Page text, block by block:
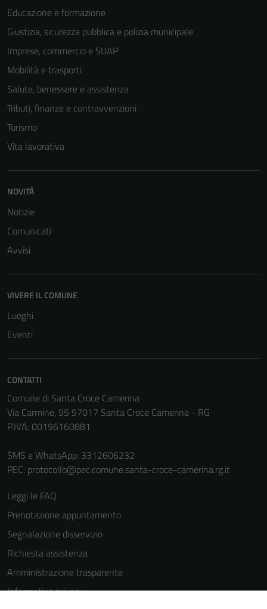
Educazione e formazione
Giustizia, sicurezza pubblica e polizia municipale
Imprese, commercio e SUAP
Mobilità e trasporti
Salute, benessere e assistenza
Tributi, finanze e contravvenzioni
Turismo
Vita lavorativa
NOVITÀ
Notizie
Comunicati
Avvisi
VIVERE IL COMUNE
Luoghi
Eventi
CONTATTI
Comune di Santa Croce Camerina
Via Carmine, 95 97017 Santa Croce Camerina - RG
P.IVA: 00196160881
SMS e WhatsApp: 3312606232
PEC: protocollo@pec.comune.santa-croce-camerina.rg.it
Leggi le FAQ
Prenotazione appuntamento
Segnalazione disservizio
Richiesta assistenza
Amministrazione trasparente
Informativa privacy
Tecnici